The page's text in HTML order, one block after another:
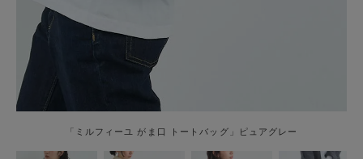
「ミルフィーユ がま口 トートバッグ」ピュアグレー